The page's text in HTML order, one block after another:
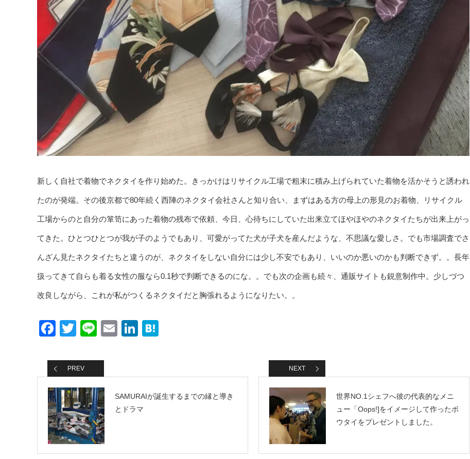
新しく自社で着物でネクタイを作り始めた。きっかけはリサイクル工場で粗末に積み上げられていた着物を活かそうと誘われ
たのが発端。その後京都で80年続く西陣のネクタイ会社さんと知り合い、まずはある方の母上の形見のお着物、リサイクル
工場からのと自分の箪笥にあった着物の残布で依頼、今日、心待ちにしていた出来立てほやほやのネクタイたちが出来上がっ
てきた。ひとつひとつが我が子のようでもあり、可愛がってた犬が子犬を産んだような、不思議な愛しさ。でも市場調査でさ
んざん見たネクタイたちと違うのが、ネクタイをしない自分には少し不安でもあり、いいのか悪いのかも判断できず。。長年
扱ってきて自らも着る女性の服なら0.1秒で判断できるのにな。。でも次の企画も続々、通販サイトも鋭意制作中。少しづつ
改良しながら、これが私がつくるネクタイだと胸張れるようになりたい。。
Facebook
Twitter
LineEmailLinkedIn
PREV
SAMURAIが誕生するまでの縁と導き
とドラマ
NEXT
世界NO.1シェフへ彼の代表的なメニ
ュー「Oops!]をイメージして作ったボ
ウタイをプレゼントしました。